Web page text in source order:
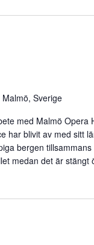
Sverige
med Malmö Opera
har blivit av med sitt
bergen
medan det är